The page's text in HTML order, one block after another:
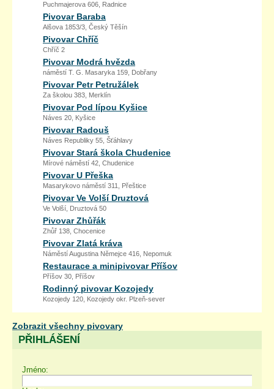
Puchmajerova 606, Radnice
Pivovar Baraba
Alšova 1853/3, Český Těšín
Pivovar Chříč
Chříč 2
Pivovar Modrá hvězda
náměstí T. G. Masaryka 159, Dobřany
Pivovar Petr Petružálek
Za školou 383, Merklín
Pivovar Pod lípou Kyšice
Náves 20, Kyšice
Pivovar Radouš
Náves Republiky 55, Šťáhlavy
Pivovar Stará škola Chudenice
Mírové náměstí 42, Chudenice
Pivovar U Přeška
Masarykovo náměstí 311, Přeštice
Pivovar Ve Volší Druztová
Ve Volší, Druztová 50
Pivovar Zhůřák
Zhůř 138, Chocenice
Pivovar Zlatá kráva
Náměstí Augustina Němejce 416, Nepomuk
Restaurace a minipivovar Příšov
Příšov 30, Příšov
Rodinný pivovar Kozojedy
Kozojedy 120, Kozojedy okr. Plzeň-sever
Zobrazit všechny pivovary
PŘIHLÁŠENÍ
Jméno: